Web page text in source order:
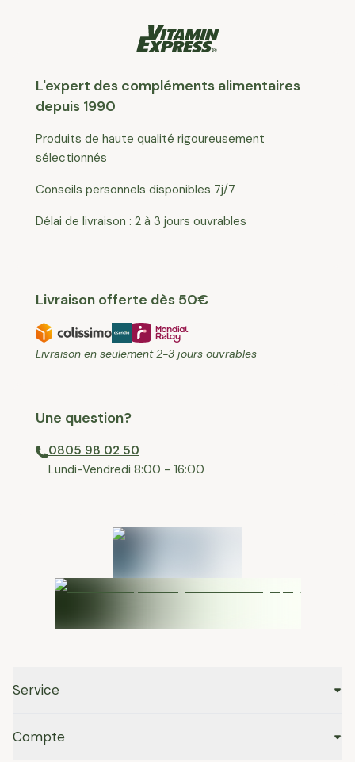
L'expert des compléments alimentaires
depuis 1990
Produits de haute qualité rigoureusement
sélectionnés
Conseils personnels disponibles 7j/7
Délai de livraison : 2 à 3 jours ouvrables
Livraison offerte dès 50€
Livraison en seulement 2-3 jours ouvrables
Une question?
0805 98 02 50
⁠Lundi-Vendredi 8:00 - 16:00
Service
Compte